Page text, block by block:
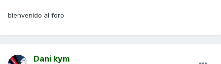
bienvenido al foro
Dani kym